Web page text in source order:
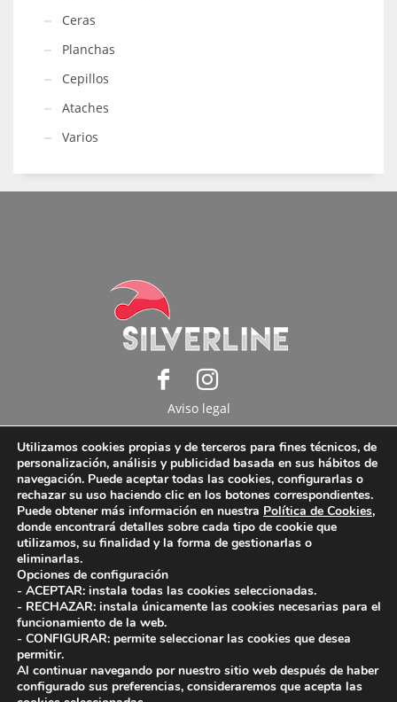
Ceras
Planchas
Cepillos
Ataches
Varios
Aviso legal
Política de privacidad
Política de cookies
Copyright © 2025 Internacional Ventur S.A. Todos
los derechos reservados.
Utilizamos cookies propias y de terceros para fines técnicos, de
personalización, análisis y publicidad basada en sus hábitos de
navegación. Puede aceptar todas las cookies, configurarlas o
rechazar su uso haciendo clic en los botones correspondientes.
Puede obtener más información en nuestra Política de Cookies,
donde encontrará detalles sobre cada tipo de cookie que
utilizamos, su finalidad y la forma de gestionarlas o
eliminarlas.
Opciones de configuración
- ACEPTAR: instala todas las cookies seleccionadas.
- RECHAZAR: instala únicamente las cookies necesarias para el
funcionamiento de la web.
- CONFIGURAR: permite seleccionar las cookies que desea
permitir.
Al continuar navegando por nuestro sitio web después de haber
configurado sus preferencias, consideraremos que acepta las